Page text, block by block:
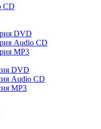
CD
DVD
Audio CD
MP3
DVD
Audio CD
MP3